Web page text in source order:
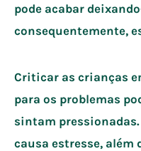
pode acabar
consequentemente,
Criticar as crianças
para os problemas
sintam
causa estresse, além